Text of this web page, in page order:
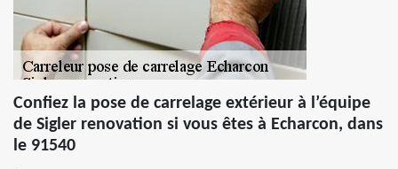
Confiez la pose de carrelage extérieur à l’équipe
de Sigler renovation si vous êtes à Echarcon, dans
le 91540